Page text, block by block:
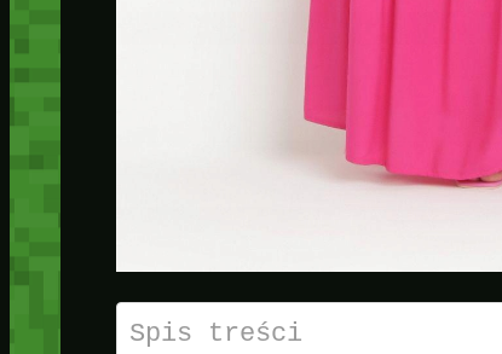
Spis treści